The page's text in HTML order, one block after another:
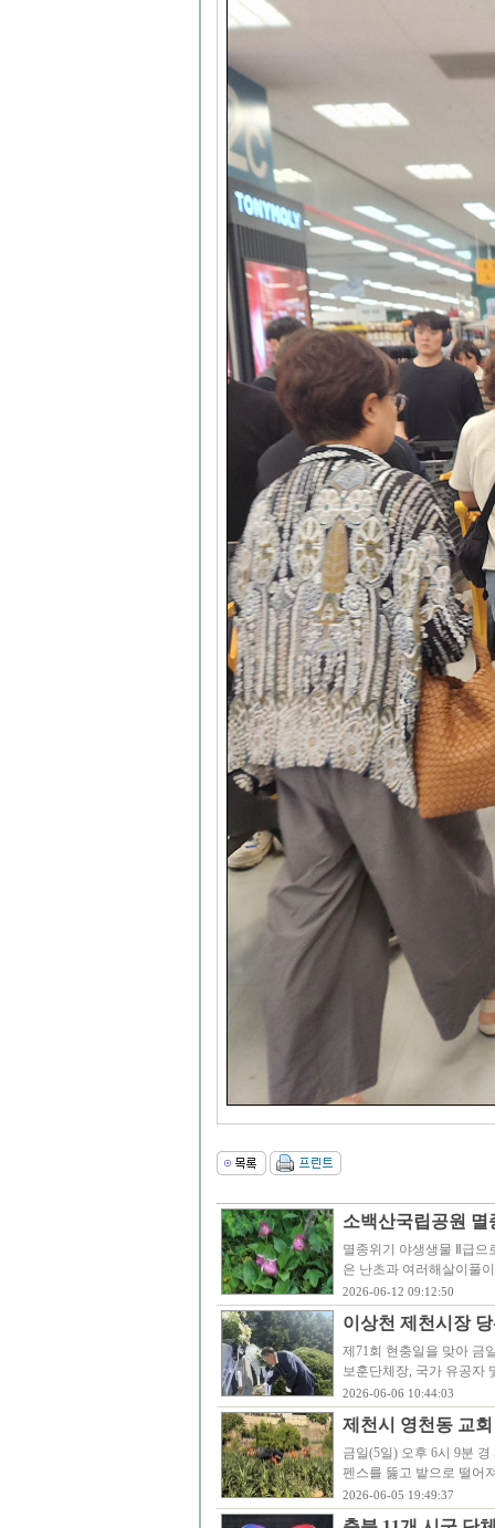
소백산국립공원 멸
멸종위기 야생생물 Ⅱ급
은 난초과 여러해살이풀
2026-06-12 09:12:50
이상천 제천시장
제71회 현충일을 맞아 금
보훈단체장, 국가 유공자
2026-06-06 10:44:03
제천시 영천동 교
금일(5일) 오후 6시 9분
펜스를 뚫고 밭으로 떨어
2026-06-05 19:49:37